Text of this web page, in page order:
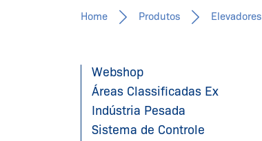
Home Produtos Elevadores
Webshop
Áreas Classificadas Ex
Indústria Pesada
Sistema de Controle